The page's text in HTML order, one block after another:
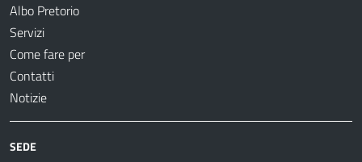
Albo Pretorio
Servizi
Come fare per
Contatti
Notizie
SEDE